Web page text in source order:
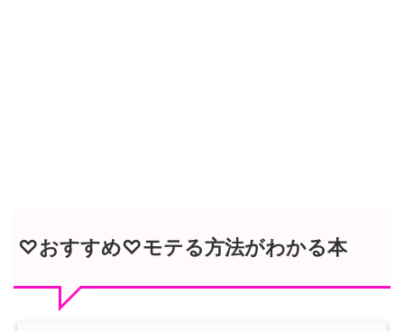
♡おすすめ♡モテる方法がわかる本